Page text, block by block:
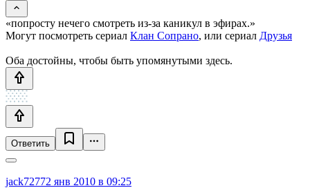
«попросту нечего смотреть из-за каникул в эфирах.»
Могут посмотреть сериал Клан Сопрано, или сериал Друзья
Оба достойны, чтобы быть упомянутыми здесь.
Ответить
jack72772 янв 2010 в 09:25